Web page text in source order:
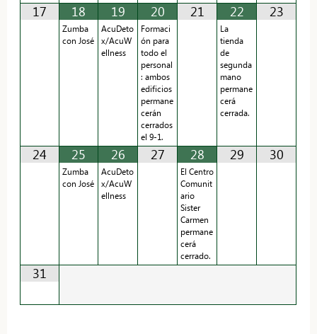
17 18
Zumba
con José
19
AcuDeto
x/AcuW
ellness
20
Formaci
ón para
todo el
personal
: ambos
edificios
permane
cerán
cerrados
el 9-1.
21 22
La
tienda
de
segunda
mano
permane
cerá
cerrada.
23
24 25
Zumba
con José
26
AcuDeto
x/AcuW
ellness
27 28
El Centro
Comunit
ario
Sister
Carmen
permane
cerá
cerrado.
29 30
31